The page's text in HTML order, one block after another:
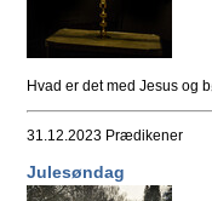
Hvad er det med Jesus og
31.12.2023 Prædikener
Julesøndag